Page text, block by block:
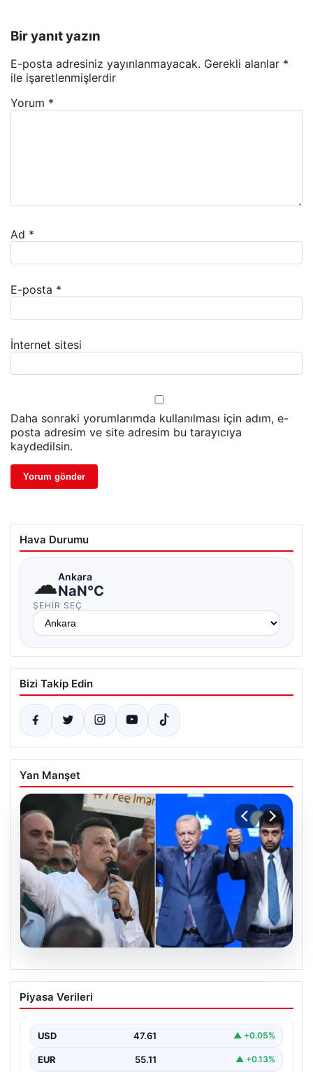
Bir yanıt yazın
E-posta adresiniz yayınlanmayacak. Gerekli alanlar *
ile işaretlenmişlerdir
Yorum *
Ad *
E-posta *
İnternet sitesi
Daha sonraki yorumlarımda kullanılması için adım, e-
posta adresim ve site adresim bu tarayıcıya
kaydedilsin.
Hava Durumu
☁Ankara
NaN°C
ŞEHIR SEÇ
Bizi Takip Edin
Yan Manşet
Tuzla’da ‘Millet İradesine Saygı’
yürüyüşü… Özgür Çelik ne olduğunu tek
altına, hırsızlığın altına niye imza atsın?’
{ “title”: “Tuzla’da ‘Millet İradesine Saygı’ Yürüyüşü ve
Özgür Çelik’ten Açıklamalar”, “content”: “ Tuzla…
Piyasa Verileri
USD 47.61 ▲ +0.05%
EUR 55.11 ▲ +0.13%